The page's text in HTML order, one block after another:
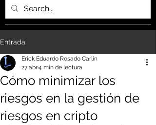
Entrada
Cómo minimizar los
riesgos en la gestión de
riesgos en cripto
Erick Eduardo Rosado Carlin
27 abr4 min de lectura